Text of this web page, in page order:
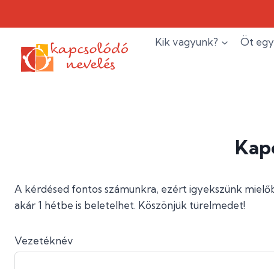
Kik vagyunk? Öt
A kérdésed fontos számunkra, ezért igyekszünk
akár 1 hétbe is beletelhet. Köszönjük türelmedet!
Vezetéknév